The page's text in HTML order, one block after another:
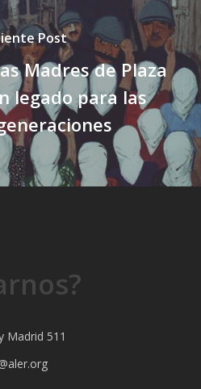
Post
Madres de Plaza
legado para las
Madrid 511